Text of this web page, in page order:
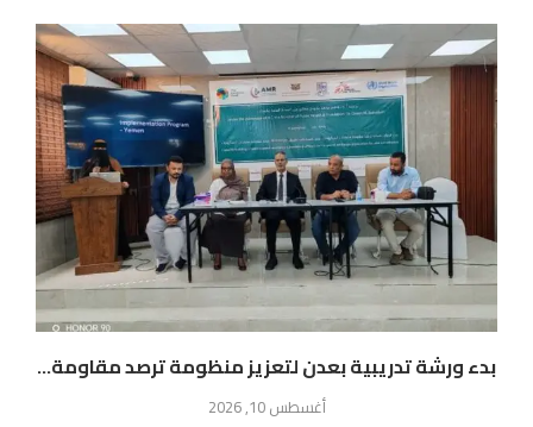
بدء ورشة تدريبية بعدن لتعزيز منظومة ترصد مقاومة...
أغسطس 10, 2026